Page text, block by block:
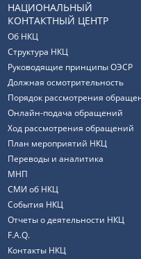
НАЦИОНАЛЬНЫЙ
КОНТАКТНЫЙ ЦЕНТР
Об НКЦ
Структура НКЦ
Руководящие принципы ОЭСР
Должная осмотрительность
Порядок рассмотрения
Онлайн-подача обращений
Ход рассмотрения обращений
План мероприятий НКЦ
Переводы и аналитика
МНП
СМИ об НКЦ
События НКЦ
Отчеты о деятельности НКЦ
F.A.Q.
Контакты НКЦ